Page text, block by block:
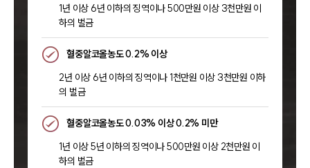
1년 이상 6년 이하의 징역이나 500만원 이상 3천만원 이
하의 벌금
혈중알코올농도 0.2% 이상
2년 이상 6년 이하의 징역이나 1천만원 이상 3천만원 이하
의 벌금
혈중알코올농도 0.03% 이상 0.2% 미만
1년 이상 5년 이하의 징역이나 500만원 이상 2천만원 이
하의 벌금